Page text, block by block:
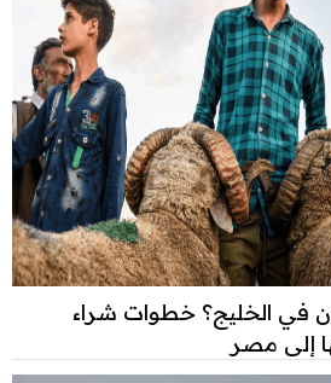
في الخليج؟ خطوات شراء
إلى مصر